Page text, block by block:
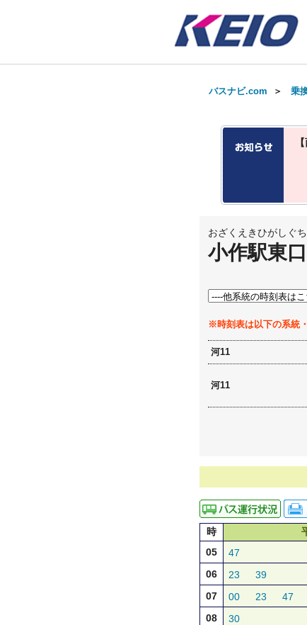
バスナビ.com ＞ 乗
おざくえきひがしぐち
小作駅東
※時刻表は以下の系統
河11
河11
時
05
47
06
23 39
07
00 23 47
08
30